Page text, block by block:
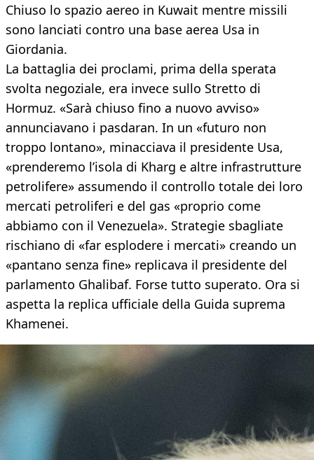
Chiuso lo spazio aereo in Kuwait mentre missili
sono lanciati contro una base aerea Usa in
Giordania.
La battaglia dei proclami, prima della sperata
svolta negoziale, era invece sullo Stretto di
Hormuz. «Sarà chiuso fino a nuovo avviso»
annunciavano i pasdaran. In un «futuro non
troppo lontano», minacciava il presidente Usa,
«prenderemo l’isola di Kharg e altre infrastrutture
petrolifere» assumendo il controllo totale dei loro
mercati petroliferi e del gas «proprio come
abbiamo con il Venezuela». Strategie sbagliate
rischiano di «far esplodere i mercati» creando un
«pantano senza fine» replicava il presidente del
parlamento Ghalibaf. Forse tutto superato. Ora si
aspetta la replica ufficiale della Guida suprema
Khamenei.